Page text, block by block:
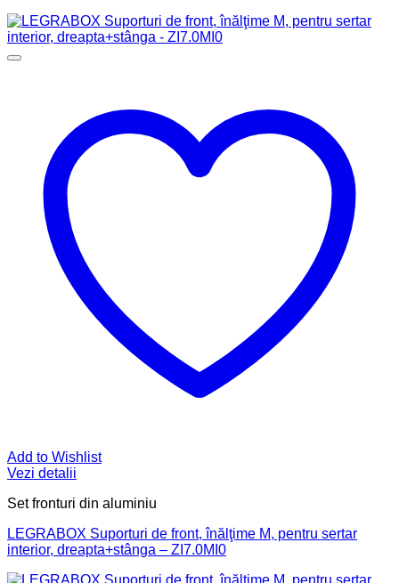
Add to Wishlist
Vezi detalii
Set fronturi din aluminiu
LEGRABOX Suporturi de front, înălţime M, pentru sertar
interior, dreapta+stânga – ZI7.0MI0